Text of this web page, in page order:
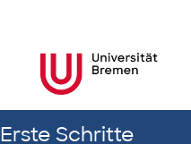
Erste Schritte